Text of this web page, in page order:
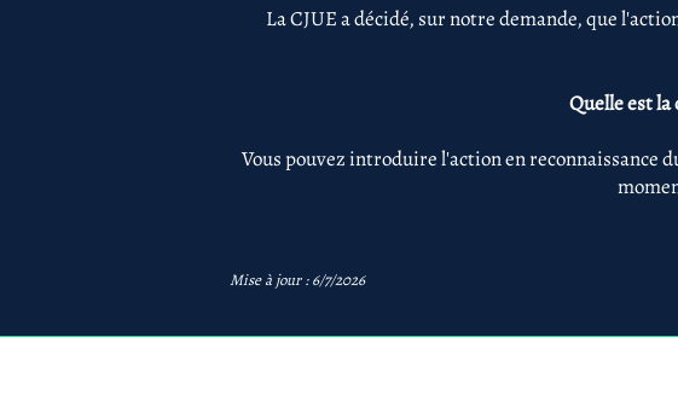
La CJUE a décidé, sur notre demande, que
Quelle est
Vous pouvez introduire l'action en reconnaissance
Mise à jour : 6/7/2026